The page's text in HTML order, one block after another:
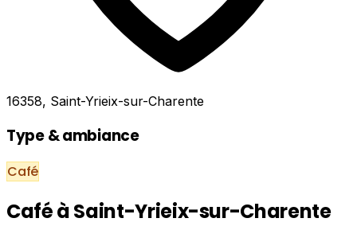
16358, Saint-Yrieix-sur-Charente
Type & ambiance
Café
Café à Saint-Yrieix-sur-Charente